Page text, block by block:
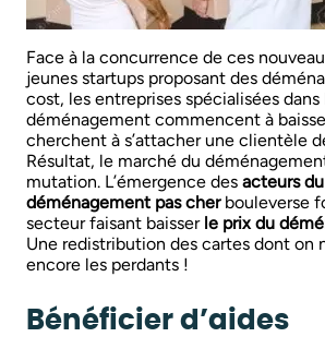
Face à la concurrence de ces
jeunes startups proposant des
cost, les entreprises spécialisées dans
déménagement commencent à
cherchent à s’attacher une clientèle
Résultat, le marché du
mutation. L’émergence des acteurs du
déménagement pas cherbouleverse
secteur faisant baisser le prix du
Une redistribution des cartes dont on
encore les perdants !
Bénéficier d’aides